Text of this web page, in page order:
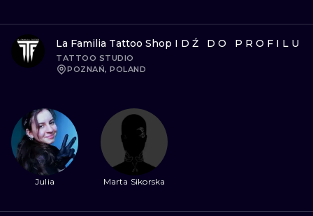
La Familia Tattoo Shop
TATTOO STUDIO
POZNAŃ, POLAND
IDŹ DO PROFILU
Julia Marta Sikorska